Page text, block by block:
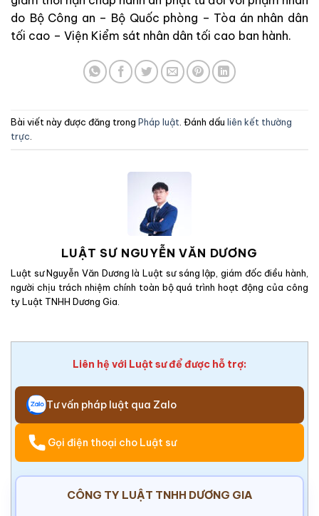
do Bộ Công an – Bộ Quốc phòng – Tòa án nhân dân
tối cao – Viện Kiểm sát nhân dân tối cao ban hành.
Bài viết này được đăng trong Pháp luật . Đánh dấu liên kết thường
trực
LUẬT SƯ NGUYỄN VĂN DƯƠNG
Luật sư Nguyễn Văn Dương là Luật sư sáng lập, giám đốc điều hành,
người chịu trách nhiệm chính toàn bộ quá trình hoạt động của công
ty Luật TNHH Dương Gia.
Liên hệ với Luật sư để được hỗ trợ:
Tư vấn pháp luật qua Zalo
Gọi điện thoại cho Luật sư
CÔNG TY LUẬT TNHH DƯƠNG GIA